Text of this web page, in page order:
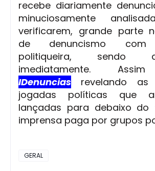
recebe diariamente
minuciosamente
verificarem, grande parte
de denuncismo com
politiqueira, sendo
imediatamente.
IDenuncias revelando as
jogadas políticas que
lançadas para debaixo do
imprensa paga por grupos
GERAL